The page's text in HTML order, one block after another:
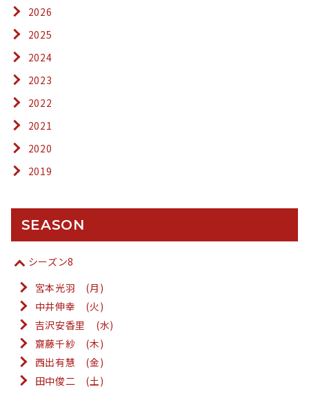
2026
2025
2024
2023
2022
2021
2020
2019
SEASON
シーズン8
宮本光羽 (月)
中井伸幸 (火)
吉沢安香里 (水)
齋藤千紗 (木)
西出有慧 (金)
田中俊二 (土)